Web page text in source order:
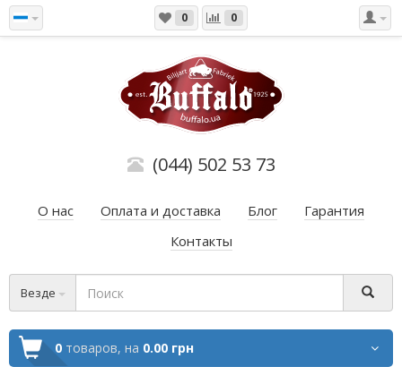
0 0
(044) 502 53 73
О нас Оплата и доставка Блог
Гарантия
Контакты
Везде
0 товаров, на 0.00 грн